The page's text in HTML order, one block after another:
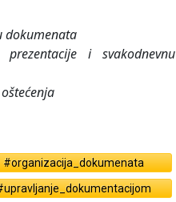
dokumenata
i svakodnevnu
#organizacija_dokumenata